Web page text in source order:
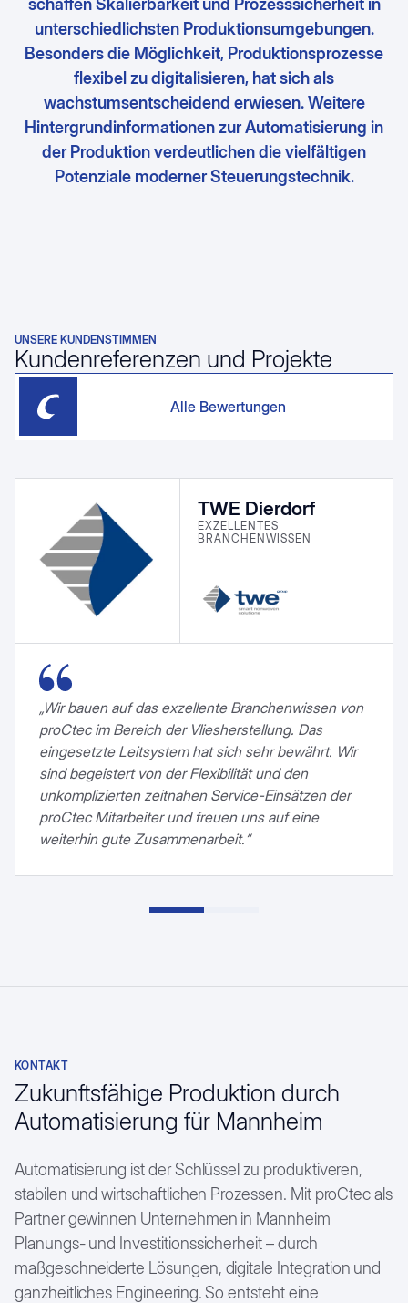
schaffen Skalierbarkeit und Prozesssicherheit in
unterschiedlichsten Produktionsumgebungen.
Besonders die Möglichkeit, Produktionsprozesse
flexibel zu digitalisieren, hat sich als
wachstumsentscheidend erwiesen. Weitere
Hintergrundinformationen zur Automatisierung in
der Produktion verdeutlichen die vielfältigen
Potenziale moderner Steuerungstechnik.
UNSERE KUNDENSTIMMEN
Kundenreferenzen und Projekte
Alle Bewertungen
TWE Dierdorf
EXZELLENTES
BRANCHENWISSEN
„Wir bauen auf das exzellente Branchenwissen von
proCtec im Bereich der Vliesherstellung. Das
eingesetzte Leitsystem hat sich sehr bewährt. Wir
sind begeistert von der Flexibilität und den
unkomplizierten zeitnahen Service-Einsätzen der
proCtec Mitarbeiter und freuen uns auf eine
weiterhin gute Zusammenarbeit.“
KONTAKT
Zukunftsfähige Produktion durch
Automatisierung für Mannheim
Automatisierung ist der Schlüssel zu produktiveren,
stabilen und wirtschaftlichen Prozessen. Mit proCtec als
Partner gewinnen Unternehmen in Mannheim
Planungs- und Investitionssicherheit – durch
maßgeschneiderte Lösungen, digitale Integration und
ganzheitliches Engineering. So entsteht eine